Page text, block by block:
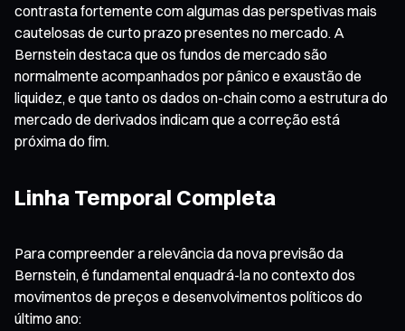
contrasta fortemente com algumas das perspetivas mais
cautelosas de curto prazo presentes no mercado. A
Bernstein destaca que os fundos de mercado são
normalmente acompanhados por pânico e exaustão de
liquidez, e que tanto os dados on-chain como a estrutura do
mercado de derivados indicam que a correção está
próxima do fim.
Linha Temporal Completa
Para compreender a relevância da nova previsão da
Bernstein, é fundamental enquadrá-la no contexto dos
movimentos de preços e desenvolvimentos políticos do
último ano: